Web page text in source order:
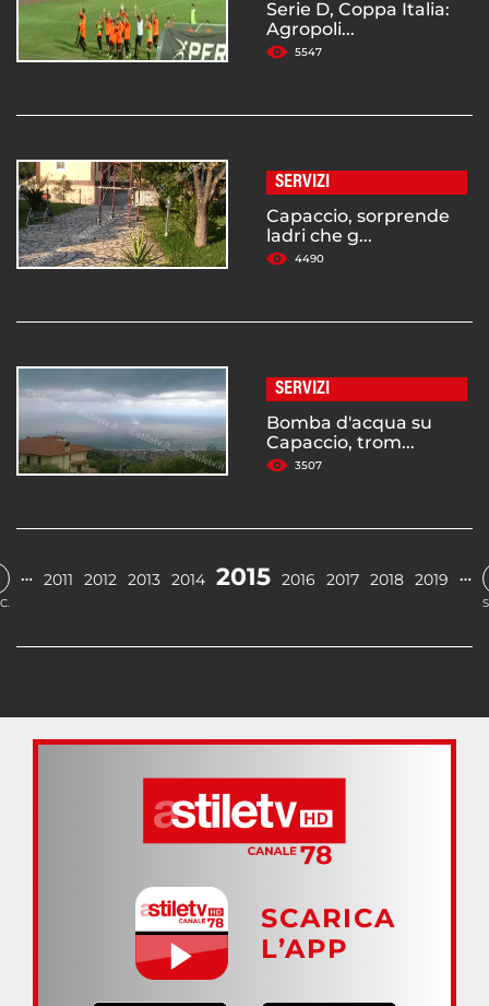
Serie D, Coppa Italia:
Agropoli...
5547
SERVIZI
Capaccio, sorprende
ladri che g...
4490
SERVIZI
Bomba d'acqua su
Capaccio, trom...
3507
… 2011 2012 2013 2014 2015 2016 2017 2018 2019 …
SCARICA
L’APP